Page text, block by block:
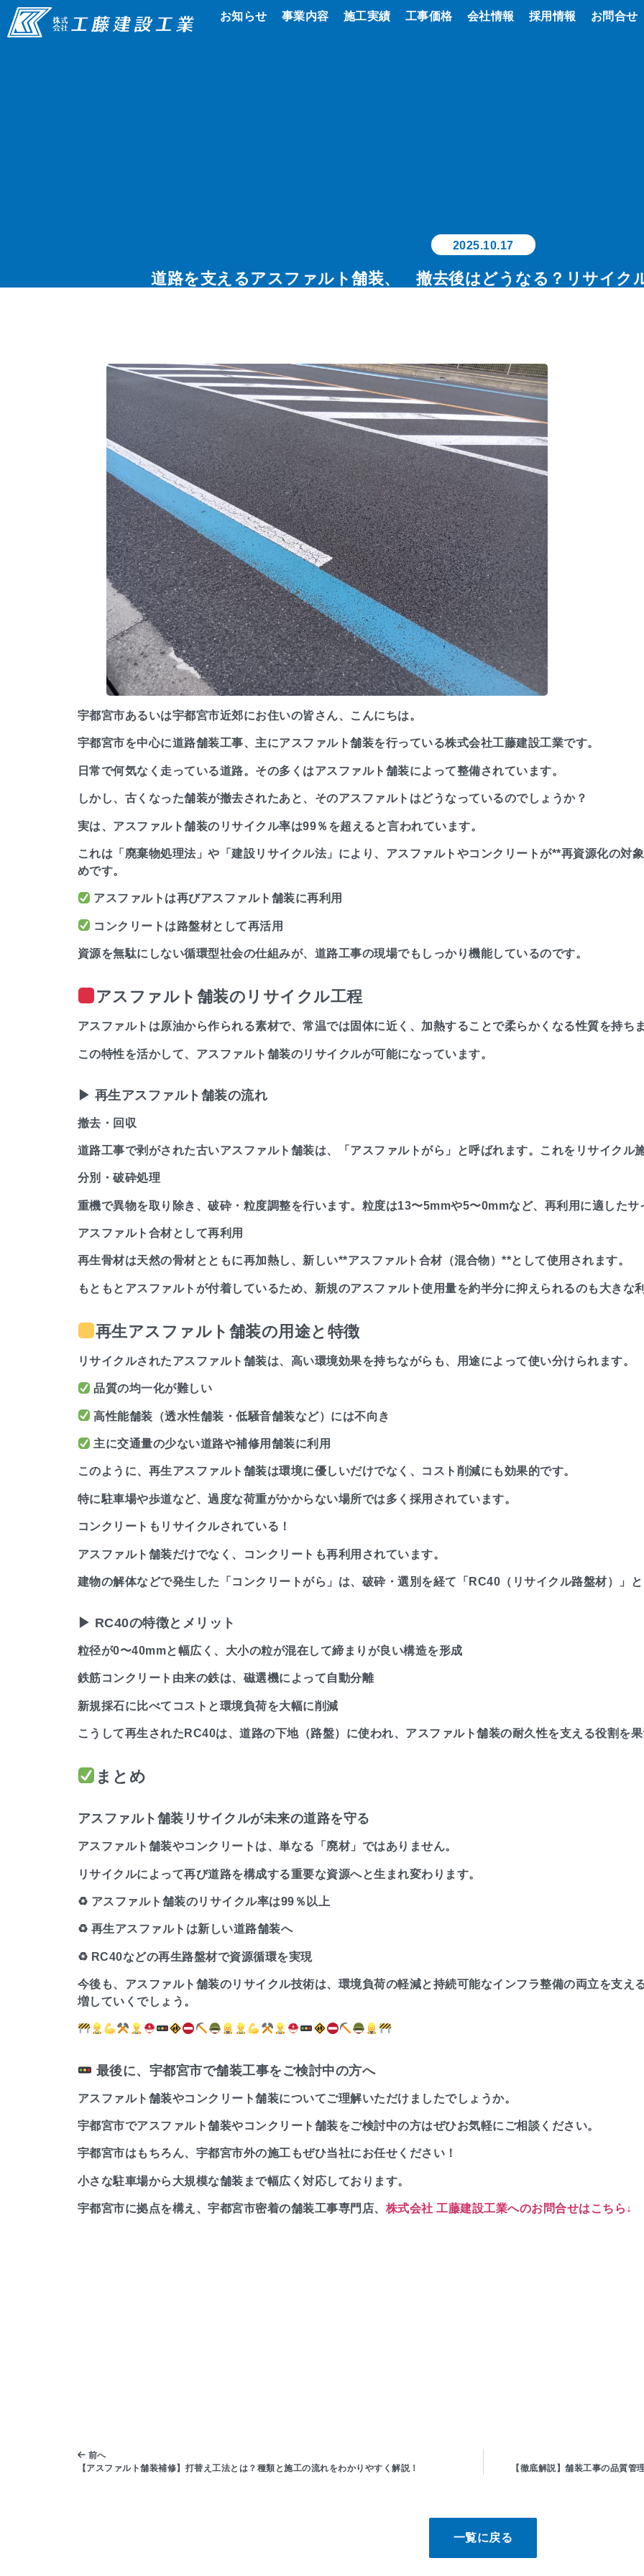
お知らせ 事業内容 施工実績 工事価格 会社情報 採用情報 お問合せ
お知らせ 事業内容
道路を支えるアスファルト舗装、 撤去後はどうなる？リサイク
2025.10.17
宇都宮市あるいは宇都宮市近郊にお住いの皆さん、こんにちは。
宇都宮市を中心に道路舗装工事、主にアスファルト舗装を行っている株式会社工藤建設工業です。
日常で何気なく走っている道路。その多くはアスファルト舗装によって整備されています。
しかし、古くなった舗装が撤去されたあと、そのアスファルトはどうなっているのでしょうか？
実は、アスファルト舗装のリサイクル率は99％を超えると言われています。
これは「廃棄物処理法」や「建設リサイクル法」により、アスファルトやコンクリートが**再資源化の対
めです。
アスファルトは再びアスファルト舗装に再利用
コンクリートは路盤材として再活用
資源を無駄にしない循環型社会の仕組みが、道路工事の現場でもしっかり機能しているのです。
アスファルト舗装のリサイクル工程
アスファルトは原油から作られる素材で、常温では固体に近く、加熱することで柔らかくなる性質を持ちま
この特性を活かして、アスファルト舗装のリサイクルが可能になっています。
▶ 再生アスファルト舗装の流れ
撤去・回収
道路工事で剥がされた古いアスファルト舗装は、「アスファルトがら」と呼ばれます。これをリサイクル
分別・破砕処理
重機で異物を取り除き、破砕・粒度調整を行います。粒度は13〜5mmや5〜0mmなど、再利用に適したサ
アスファルト合材として再利用
再生骨材は天然の骨材とともに再加熱し、新しい**アスファルト合材（混合物）**として使用されます。
もともとアスファルトが付着しているため、新規のアスファルト使用量を約半分に抑えられるのも大きな利
再生アスファルト舗装の用途と特徴
リサイクルされたアスファルト舗装は、高い環境効果を持ちながらも、用途によって使い分けられます。
品質の均一化が難しい
高性能舗装（透水性舗装・低騒音舗装など）には不向き
主に交通量の少ない道路や補修用舗装に利用
このように、再生アスファルト舗装は環境に優しいだけでなく、コスト削減にも効果的です。
特に駐車場や歩道など、過度な荷重がかからない場所では多く採用されています。
コンクリートもリサイクルされている！
アスファルト舗装だけでなく、コンクリートも再利用されています。
建物の解体などで発生した「コンクリートがら」は、破砕・選別を経て「RC40（リサイクル路盤材）」と
▶ RC40の特徴とメリット
粒径が0〜40mmと幅広く、大小の粒が混在して締まりが良い構造を形成
鉄筋コンクリート由来の鉄は、磁選機によって自動分離
新規採石に比べてコストと環境負荷を大幅に削減
こうして再生されたRC40は、道路の下地（路盤）に使われ、アスファルト舗装の耐久性を支える役割を果
まとめ
アスファルト舗装リサイクルが未来の道路を守る
アスファルト舗装やコンクリートは、単なる「廃材」ではありません。
リサイクルによって再び道路を構成する重要な資源へと生まれ変わります。
♻ アスファルト舗装のリサイクル率は99％以上
♻ 再生アスファルトは新しい道路舗装へ
♻ RC40などの再生路盤材で資源循環を実現
今後も、アスファルト舗装のリサイクル技術は、環境負荷の軽減と持続可能なインフラ整備の両立を支え
増していくでしょう。
最後に、宇都宮市で舗装工事をご検討中の方へ
アスファルト舗装やコンクリート舗装についてご理解いただけましたでしょうか。
宇都宮市でアスファルト舗装やコンクリート舗装をご検討中の方はぜひお気軽にご相談ください。
宇都宮市はもちろん、宇都宮市外の施工もぜひ当社にお任せください！
小さな駐車場から大規模な舗装まで幅広く対応しております。
宇都宮市に拠点を構え、宇都宮市密着の舗装工事専門店、 株式会社 工藤建設工業へのお問合せはこちら↓
前へ
【アスファルト舗装補修】打替え工法とは？種類と施工の流れをわかりやすく解説！
【徹底解説】舗装工事の品質
一覧に戻る